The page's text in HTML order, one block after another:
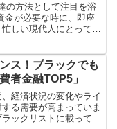
の方法として注目を浴
金が必要な時に、即座
しい現代人にとって本
ス！ブラックでも
者金融TOP5」
経済状況の変化やライ
る需要が高まっていま
ックリストに載ってい